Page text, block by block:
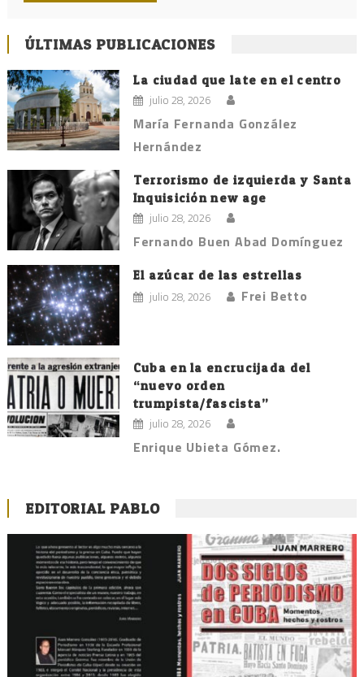
ÚLTIMAS PUBLICACIONES
La ciudad que late en el centro
julio 28, 2026
María Fernanda González
Hernández
Terrorismo de izquierda y Santa
Inquisición new age
julio 28, 2026
Fernando Buen Abad Domínguez
El azúcar de las estrellas
julio 28, 2026 Frei Betto
Cuba en la encrucijada del
“nuevo orden
trumpista/fascista”
julio 28, 2026
Enrique Ubieta Gómez.
EDITORIAL PABLO